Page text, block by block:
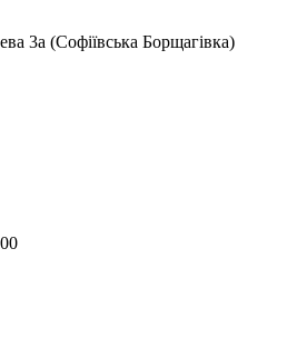
3а (Софіївська Борщагівка)